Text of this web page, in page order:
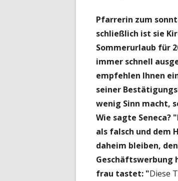
Pfarrerin zum
schließlich ist sie
Sommerurlaub für
immer schnell
empfehlen Ihnen
seiner
wenig Sinn macht,
Wie sagte Seneca?
als falsch und dem
daheim bleiben,
Geschäftswerbung
frau tastet: "Diese